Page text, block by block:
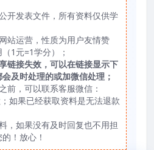
开发表文件，所有资料仅供学
站运营，性质为用户友情赞
1元=1学分）；
链接失效，可以在链接显示下
及时处理的或加微信处理；
前，可以联系客服微信：
如果已经获取资料是无法退款
，如果没有及时回复也不用担
！放心！